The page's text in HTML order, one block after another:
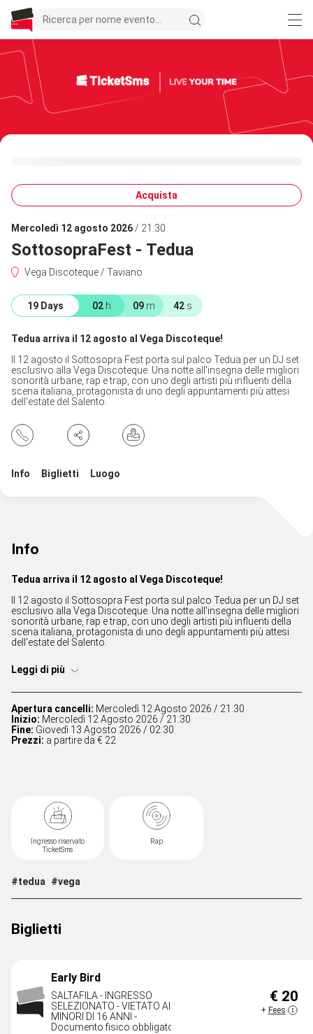
mercoledì 12 agosto 2026/ 21:30
SottosopraFest - Tedua
Vega Discoteque / Taviano
42 s
09 m
02 h
19 Days
Tedua arriva il 12 agosto al Vega Discoteque!
Il 12 agosto il Sottosopra Fest porta sul palco Tedua per un DJ set
esclusivo alla Vega Discoteque. Una notte all'insegna delle migliori
sonorità urbane, rap e trap, con uno degli artisti più influenti della
scena italiana, protagonista di uno degli appuntamenti più attesi
dell'estate del Salento.
Acquista
Info Biglietti Luogo
Info
Tedua arriva il 12 agosto al Vega Discoteque!
Il 12 agosto il Sottosopra Fest porta sul palco Tedua per un DJ set
esclusivo alla Vega Discoteque. Una notte all'insegna delle migliori
sonorità urbane, rap e trap, con uno degli artisti più influenti della
scena italiana, protagonista di uno degli appuntamenti più attesi
dell'estate del Salento.
Leggi di più
Apertura cancelli: Mercoledì 12 Agosto 2026 / 21:30
Inizio: Mercoledì 12 Agosto 2026 / 21:30
Fine: Giovedì 13 Agosto 2026 / 02:30
Prezzi: a partire da € 22
Ingresso riservato
TicketSms
Rap
#tedua #vega
Biglietti
Early Bird
SALTAFILA - INGRESSO
SELEZIONATO - VIETATO AI
MINORI DI 16 ANNI -
Documento fisico obbligatorio
€ 20
+ Fees